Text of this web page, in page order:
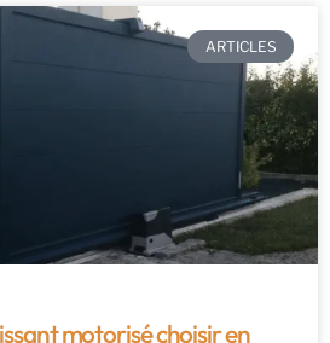
ARTICLES
motorisé choisir en